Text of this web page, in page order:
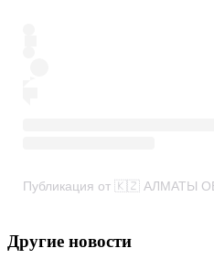
Публикация от 🇰🇿 АЛМАТЫ
Другие новости